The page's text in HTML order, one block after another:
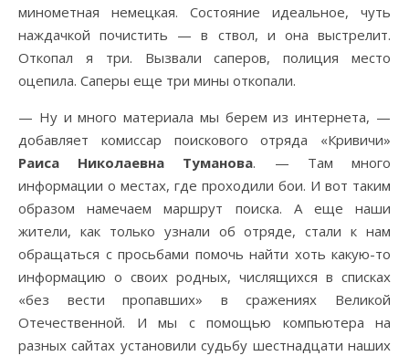
минометная немецкая. Состояние идеальное, чуть
наждачкой почистить — в ствол, и она выстрелит.
Откопал я три. Вызвали саперов, полиция место
оцепила. Саперы еще три мины откопали.
— Ну и много материала мы берем из интернета, —
добавляет комиссар поискового отряда «Кривичи»
Раиса Николаевна Туманова. — Там много
информации о местах, где проходили бои. И вот таким
образом намечаем маршрут поиска. А еще наши
жители, как только узнали об отряде, стали к нам
обращаться с просьбами помочь найти хоть какую-то
информацию о своих родных, числящихся в списках
«без вести пропавших» в сражениях Великой
Отечественной. И мы с помощью компьютера на
разных сайтах установили судьбу шестнадцати наших